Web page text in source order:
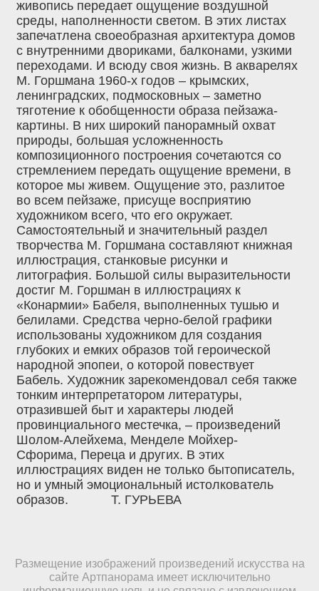
живопись передает ощущение воздушной
среды, наполненности светом. В этих листах
запечатлена своеобразная архитектура домов
с внутренними двориками, балконами, узкими
переходами. И всюду своя жизнь. В акварелях
М. Горшмана 1960-х годов – крымских,
ленинградских, подмосковных – заметно
тяготение к обобщенности образа пейзажа-
картины. В них широкий панорамный охват
природы, большая усложненность
композиционного построения сочетаются со
стремлением передать ощущение времени, в
которое мы живем. Ощущение это, разлитое
во всем пейзаже, присуще восприятию
художником всего, что его окружает.
Самостоятельный и значительный раздел
творчества М. Горшмана составляют книжная
иллюстрация, станковые рисунки и
литография. Большой силы выразительности
достиг М. Горшман в иллюстрациях к
«Конармии» Бабеля, выполненных тушью и
белилами. Средства черно-белой графики
использованы художником для создания
глубоких и емких образов той героической
народной эпопеи, о которой повествует
Бабель. Художник зарекомендовал себя также
тонким интерпретатором литературы,
отразившей быт и характеры людей
провинциального местечка, – произведений
Шолом-Алейхема, Менделе Мойхер-
Сфорима, Переца и других. В этих
иллюстрациях виден не только бытописатель,
но и умный эмоциональный истолкователь
образов. Т. ГУРЬЕВА
Размещение изображений произведений искусства на
сайте Артпанорама имеет исключительно